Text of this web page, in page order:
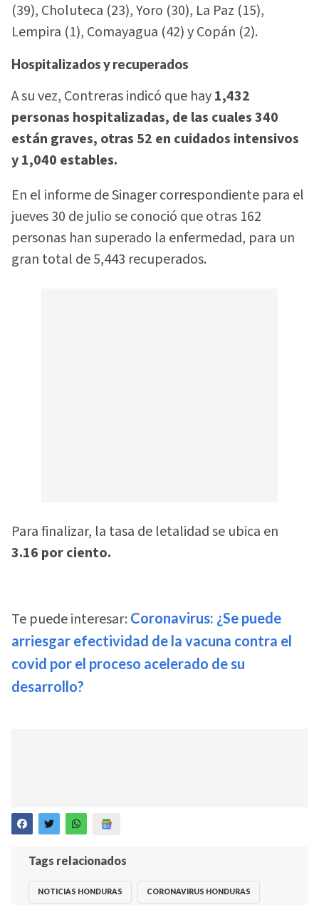
(39), Choluteca (23), Yoro (30), La Paz (15),
Lempira (1), Comayagua (42) y Copán (2).
Hospitalizados y recuperados
A su vez, Contreras indicó que hay1,432
personas hospitalizadas, de las cuales 340
están graves, otras 52 en cuidados intensivos
y 1,040 estables.
En el informe de Sinager correspondiente para el
jueves 30 de julio se conoció que otras 162
personas han superado la enfermedad, para un
gran total de 5,443 recuperados.
Para finalizar, la tasa de letalidad se ubica en
3.16 por ciento.
Te puede interesar: Coronavirus: ¿Se puede
arriesgar efectividad de la vacuna contra el
covid por el proceso acelerado de su
desarrollo?
Tags relacionados
NOTICIAS HONDURAS CORONAVIRUS HONDURAS